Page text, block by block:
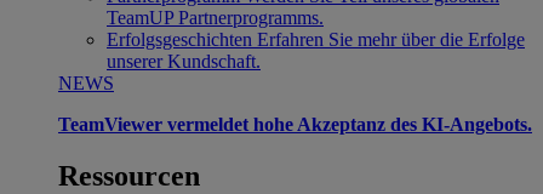
TeamUP Partnerprogramms.
Erfolgsgeschichten Erfahren Sie mehr über die Erfolge
unserer Kundschaft.
NEWS
TeamViewer vermeldet hohe Akzeptanz des KI-Angebots.
Ressourcen